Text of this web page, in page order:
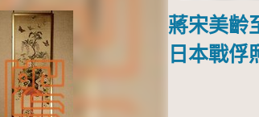
蔣宋美齡
日本戰俘